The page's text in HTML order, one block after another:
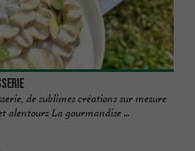
de sublimes créations sur mesure
alentours La gourmandise ...